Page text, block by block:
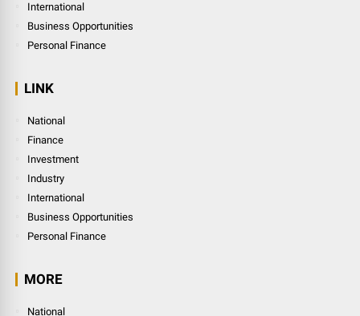
International
Business Opportunities
Personal Finance
LINK
National
Finance
Investment
Industry
International
Business Opportunities
Personal Finance
MORE
National